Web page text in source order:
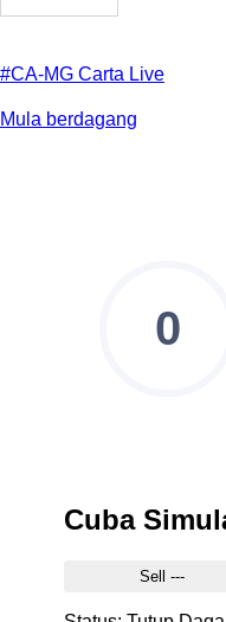
#CA-MG Сarta Live
Mula berdagang
0
Cuba
Sell ---